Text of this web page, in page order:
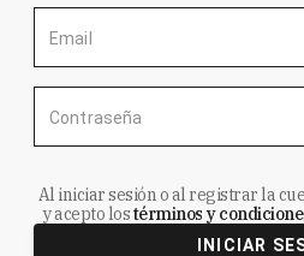
Email
Contraseña
Al iniciar sesión o al registrar la
y acepto lostérminos y
INICIAR